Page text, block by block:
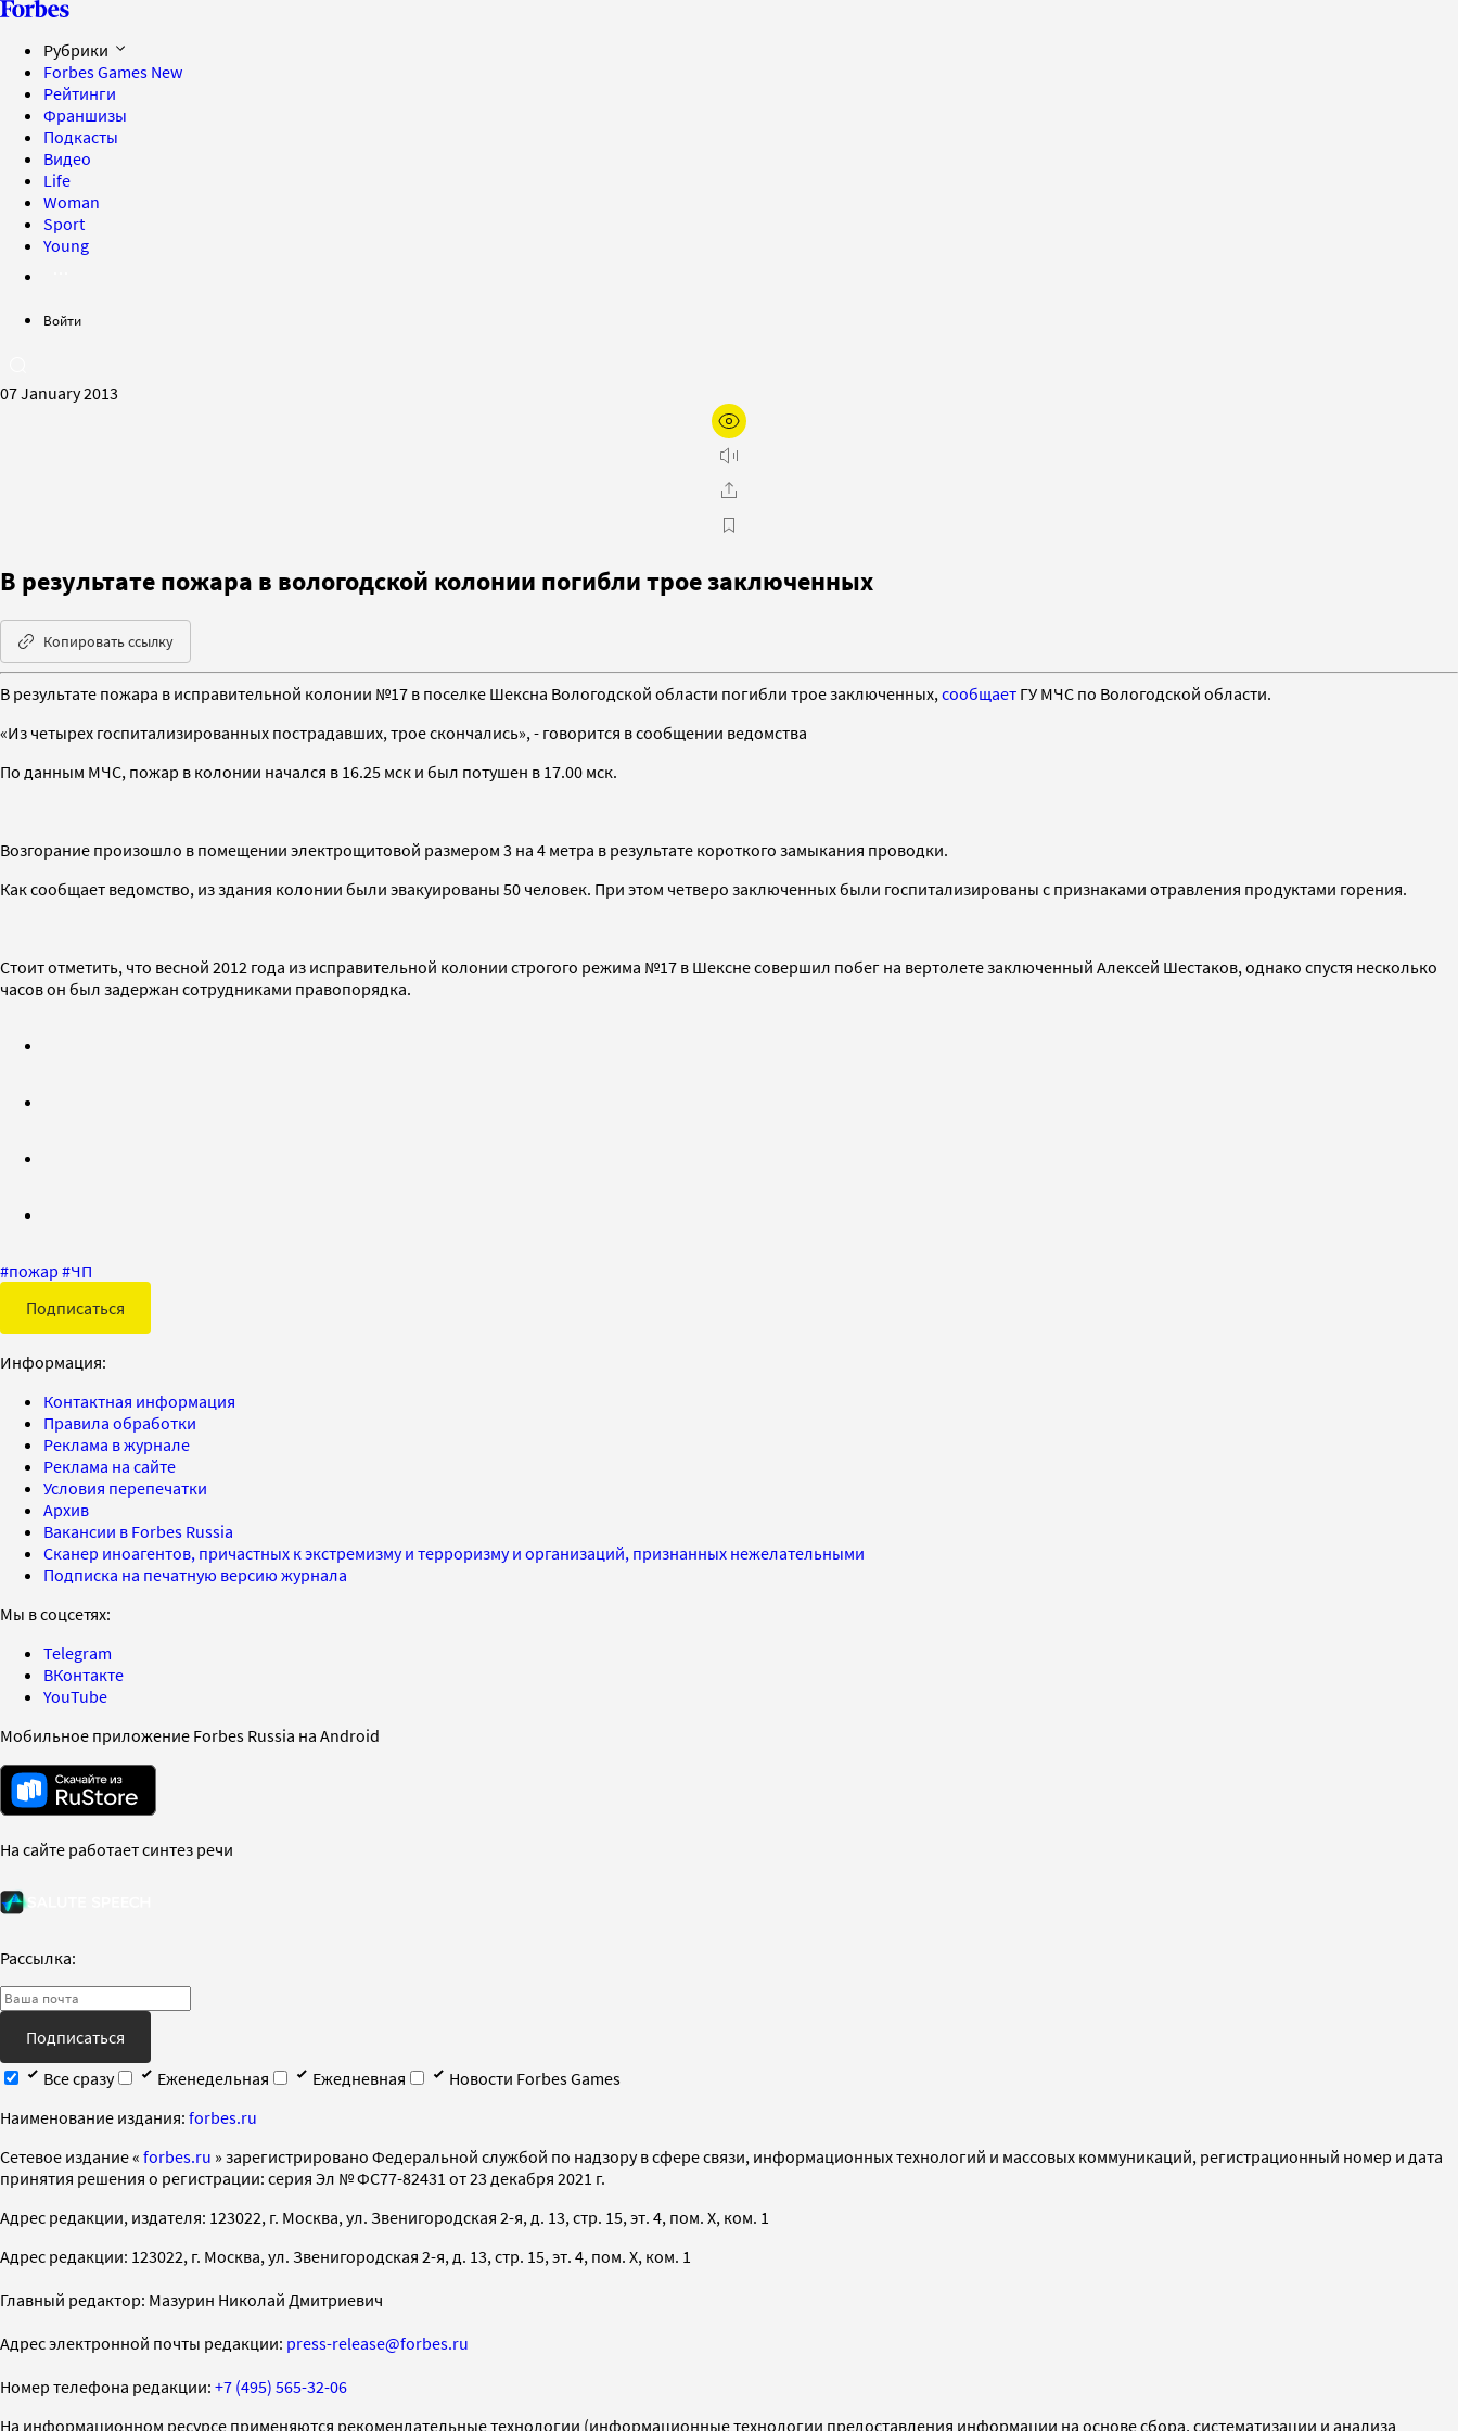
Рубрики
Forbes Games New
Рейтинги
Франшизы
Подкасты
Видео
Life
Woman
Sport
Young
Войти
07 January 2013
В результате пожара в вологодской колонии погибли трое заключенных
Копировать ссылку
В результате пожара в исправительной колонии №17 в поселке Шексна Вологодской области погибли трое заключенных, сообщает ГУ МЧС по Вологодской области.
«Из четырех госпитализированных пострадавших, трое скончались», - говорится в сообщении ведомства
По данным МЧС, пожар в колонии начался в 16.25 мск и был потушен в 17.00 мск.
Возгорание произошло в помещении электрощитовой размером 3 на 4 метра в результате короткого замыкания проводки.
Как сообщает ведомство, из здания колонии были эвакуированы 50 человек. При этом четверо заключенных были госпитализированы с признаками отравления продуктами горения.
Стоит отметить, что весной 2012 года из исправительной колонии строгого режима №17 в Шексне совершил побег на вертолете заключенный Алексей Шестаков, однако спустя несколько
часов он был задержан сотрудниками правопорядка.
#пожар #ЧП
Подписаться
Информация:
Контактная информация
Правила обработки
Реклама в журнале
Реклама на сайте
Условия перепечатки
Архив
Вакансии в Forbes Russia
Сканер иноагентов, причастных к экстремизму и терроризму и организаций, признанных нежелательными
Подписка на печатную версию журнала
Мы в соцсетях:
Telegram
ВКонтакте
YouTube
Мобильное приложение Forbes Russia на Android
На сайте работает синтез речи
Рассылка:
Подписаться
Все сразу
Еженедельная Ежедневная
Новости Forbes Games
Наименование издания: forbes.ru
Cетевое издание « forbes.ru » зарегистрировано Федеральной службой по надзору в сфере связи, информационных технологий и массовых коммуникаций, регистрационный номер и дата
принятия решения о регистрации: серия Эл № ФС77-82431 от 23 декабря 2021 г.
Адрес редакции, издателя: 123022, г. Москва, ул. Звенигородская 2-я, д. 13, стр. 15, эт. 4, пом. X, ком. 1
Адрес редакции: 123022, г. Москва, ул. Звенигородская 2-я, д. 13, стр. 15, эт. 4, пом. X, ком. 1
Главный редактор: Мазурин Николай Дмитриевич
Адрес электронной почты редакции: press-release@forbes.ru
Номер телефона редакции: +7 (495) 565-32-06
На информационном ресурсе применяются рекомендательные технологии (информационные технологии предоставления информации на основе сбора, систематизации и анализа